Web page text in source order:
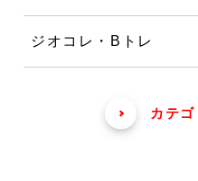
ジオコレ・Bトレ
カテ